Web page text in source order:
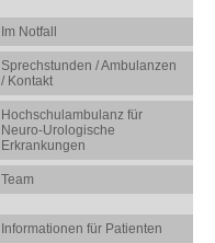
Im Notfall
Sprechstunden / Ambulanzen
/ Kontakt
Hochschulambulanz für
Neuro-Urologische
Erkrankungen
Team
Informationen für Patienten